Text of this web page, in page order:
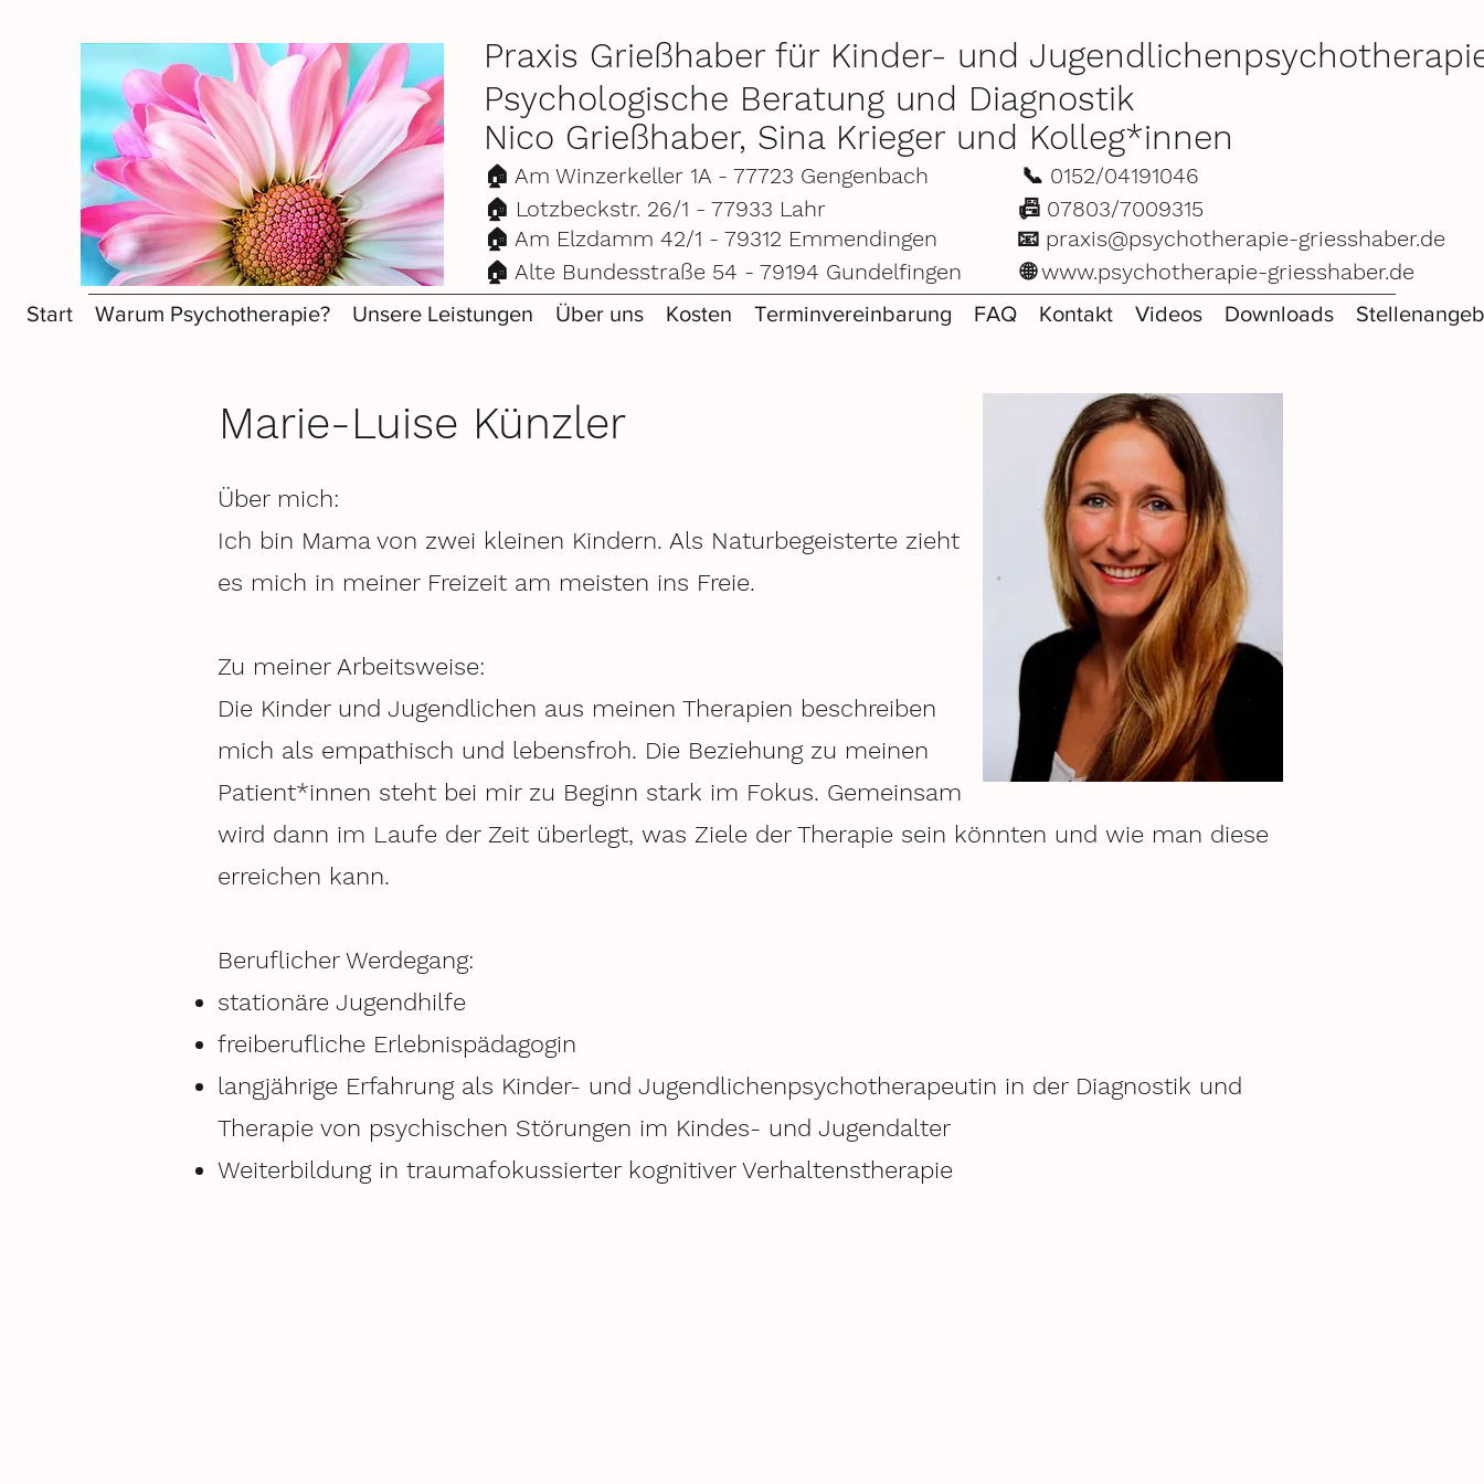
Praxis Grießhaber für Kinder- und
Psychologische Beratung und Diagnostik
Nico Grießhaber, Sina Krieger und Kolleg*innen
🏠 Am Winzerkeller 1A - 77723 Gengenbach 📞 0152/04191046
🏠 Lotzbeckstr. 26/1 - 77933 Lahr
📠 07803/7009315
🏠 Am Elzdamm 42/1 - 79312 Emmendingen 📧 praxis@psychotherapie-griesshaber.de
🏠 Alte Bundesstraße 54 - 79194 Gundelfingen 🌐www.psychotherapie-griesshaber.de
Start Warum Psychotherapie? Unsere Leistungen Über uns Kosten Terminvereinbarung FAQ Kontakt Videos Downloads
Marie-Luise Künzler
Über mich:
Ich bin Mama von zwei kleinen Kindern. Als Naturbegeisterte zieht
es mich in meiner Freizeit am meisten ins Freie.
Zu meiner Arbeitsweise:
Die Kinder und Jugendlichen aus meinen Therapien beschreiben
mich als empathisch und lebensfroh. Die Beziehung zu meinen
Patient*innen steht bei mir zu Beginn stark im Fokus. Gemeinsam
wird dann im Laufe der Zeit überlegt, was Ziele der Therapie sein könnten und wie man diese
erreichen kann.
Beruflicher Werdegang:
stationäre Jugendhilfe
freiberufliche Erlebnispädagogin
langjährige Erfahrung als Kinder- und Jugendlichenpsychotherapeutin in der Diagnostik und
Therapie von psychischen Störungen im Kindes- und Jugendalter
Weiterbildung in traumafokussierter kognitiver Verhaltenstherapie